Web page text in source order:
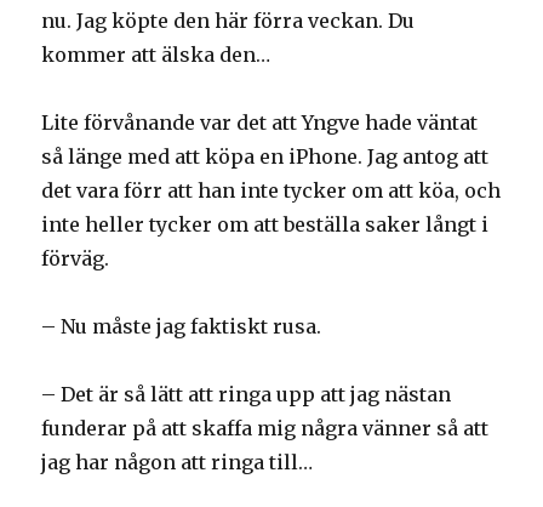
nu. Jag köpte den här förra veckan. Du
kommer att älska den…
Lite förvånande var det att Yngve hade väntat
så länge med att köpa en iPhone. Jag antog att
det vara förr att han inte tycker om att köa, och
inte heller tycker om att beställa saker långt i
förväg.
– Nu måste jag faktiskt rusa.
– Det är så lätt att ringa upp att jag nästan
funderar på att skaffa mig några vänner så att
jag har någon att ringa till…